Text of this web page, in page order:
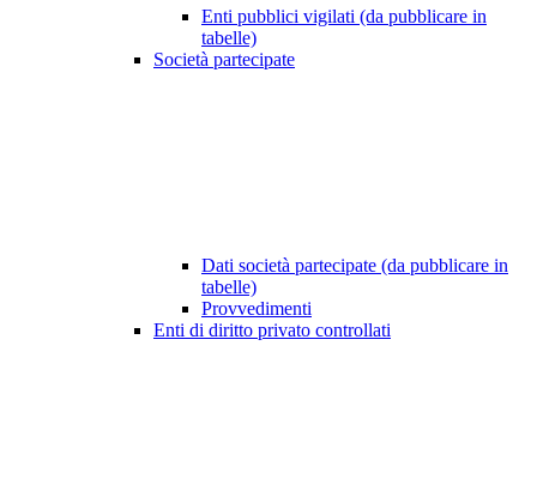
Enti pubblici vigilati (da pubblicare in
tabelle)
Società partecipate
Dati società partecipate (da pubblicare in
tabelle)
Provvedimenti
Enti di diritto privato controllati